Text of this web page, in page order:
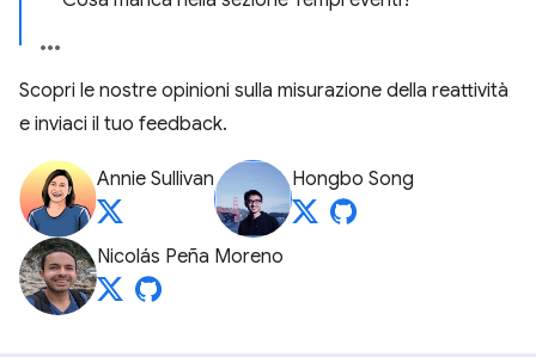
Scopri le nostre opinioni sulla misurazione della reattività
e inviaci il tuo feedback.
Annie Sullivan Hongbo Song
Nicolás Peña Moreno